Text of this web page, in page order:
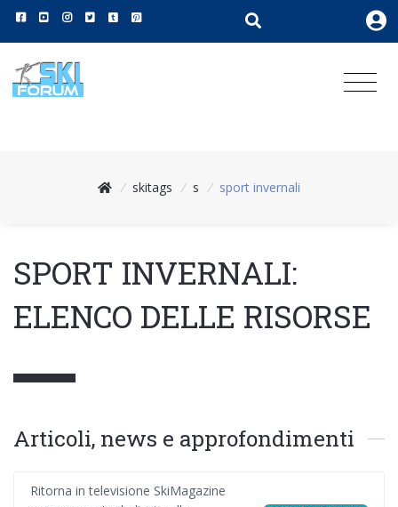
/ skitags / s / sport invernali
SPORT INVERNALI:
ELENCO DELLE RISORSE
Articoli, news e approfondimenti
Ritorna in televisione SkiMagazine